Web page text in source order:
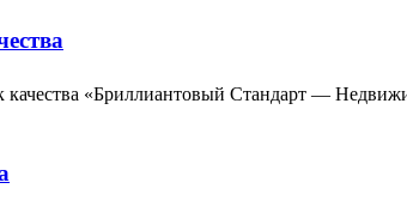
«Бриллиантовый Стандарт —